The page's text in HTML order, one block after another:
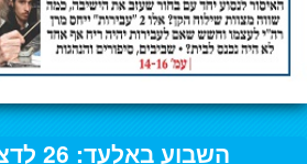
השבוע באלעד: 26 לדצמבר 2024